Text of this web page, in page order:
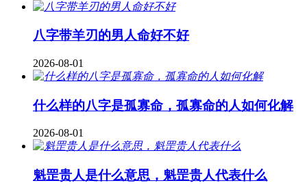
八字带羊刃的男人命好不好
2026-08-01
什么样的八字是孤寡命，孤寡命的人如何化解
2026-08-01
魁罡贵人是什么意思，魁罡贵人代表什么